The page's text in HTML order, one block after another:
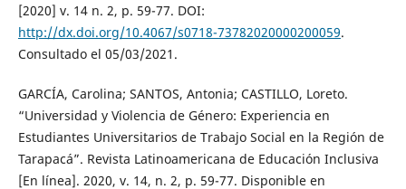
[2020] v. 14 n. 2, p. 59-77. DOI:
http://dx.doi.org/10.4067/s0718-73782020000200059.
Consultado el 05/03/2021.
GARCÍA, Carolina; SANTOS, Antonia; CASTILLO, Loreto.
“Universidad y Violencia de Género: Experiencia en
Estudiantes Universitarios de Trabajo Social en la Región de
Tarapacá”. Revista Latinoamericana de Educación Inclusiva
[En línea]. 2020, v. 14, n. 2, p. 59-77. Disponible en